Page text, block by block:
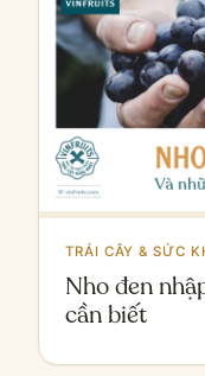
TRÁI CÂY & SỨC
Nho đen
cần biết